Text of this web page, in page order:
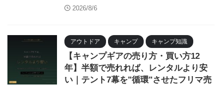
2026/8/6
アウトドア キャンプ キャンプ知識
【キャンプギアの売り方・買い方12
年】半額で売れれば、レンタルより安
い｜テント7幕を"循環"させたフリマ売